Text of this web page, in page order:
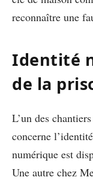
reconnaître une
Identité
de la
L’un des
concerne
numérique est
Une autre chez